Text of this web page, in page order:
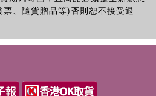
、隨貨贈品等)否則恕不接受退